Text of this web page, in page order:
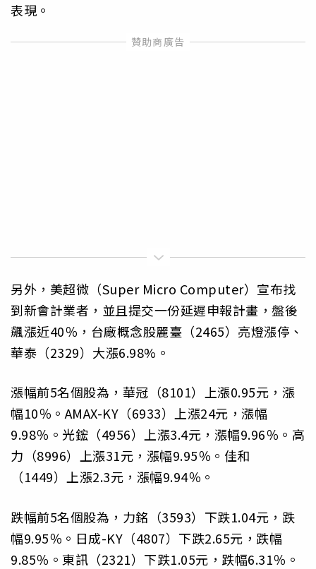
表現。
另外，美超微（Super Micro Computer）宣布找
到新會計業者，並且提交一份延遲申報計畫，盤後
飆漲近40％，台廠概念股麗臺（2465）亮燈漲停、
華泰（2329）大漲6.98%。
漲幅前5名個股為，華冠（8101）上漲0.95元，漲
幅10％。AMAX-KY（6933）上漲24元，漲幅
9.98％。光鋐（4956）上漲3.4元，漲幅9.96％。高
力（8996）上漲31元，漲幅9.95％。佳和
（1449）上漲2.3元，漲幅9.94％。
跌幅前5名個股為，力銘（3593）下跌1.04元，跌
幅9.95％。日成-KY（4807）下跌2.65元，跌幅
9.85％。東訊（2321）下跌1.05元，跌幅6.31％。